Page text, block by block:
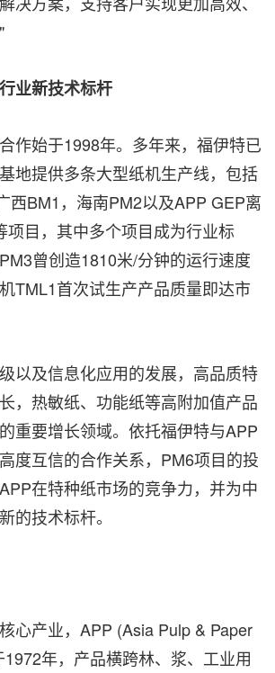
业新技术标杆
作始于1998年。多年来，福伊特已
地提供多条大型纸机生产线，包括
西BM1，海南PM2以及APP GEP离
项目，其中多个项目成为行业标
曾创造1810米/分钟的运行速度
TML1首次试生产产品质量即达市
以及信息化应用的发展，高品质特
，热敏纸、功能纸等高附加值产品
重要增长领域。依托福伊特与APP
度互信的合作关系，PM6项目的投
在特种纸市场的竞争力，并为中
的技术标杆。
心产业，APP (Asia Pulp & Paper
年，产品横跨林、浆、工业用